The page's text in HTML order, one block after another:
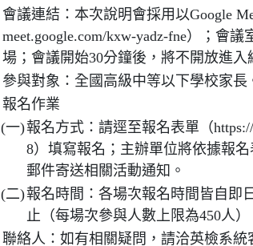
會議連結：本次說明會採用以Google
meet.google.com/kxw-yadz-fne）；會
場；會議開始30分鐘後，將不開放進入
參與對象：全國高級中等以下學校家長
報名作業
(一)報名方式：請逕至報名表單（
8）填寫報名；主辦單位將依據報
郵件寄送相關活動通知。
(二)報名時間：各場次報名時間皆自即
止（每場次參與人數上限為450人）
聯絡人：如有相關疑問，請洽英檢系統